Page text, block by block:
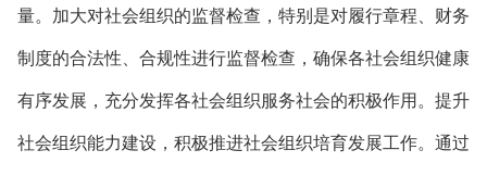
量。加大对社会组织的监督检查，特别是对履行章程、财务
制度的合法性、合规性进行监督检查，确保各社会组织健康
有序发展，充分发挥各社会组织服务社会的积极作用。提升
社会组织能力建设，积极推进社会组织培育发展工作。通过